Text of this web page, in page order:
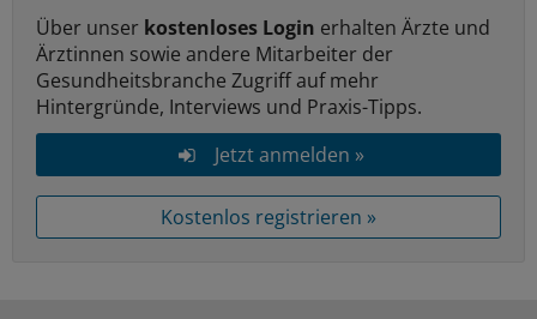
Über unser kostenloses Login erhalten Ärzte und
Ärztinnen sowie andere Mitarbeiter der
Gesundheitsbranche Zugriff auf mehr
Hintergründe, Interviews und Praxis-Tipps.
Jetzt anmelden »
Kostenlos registrieren »